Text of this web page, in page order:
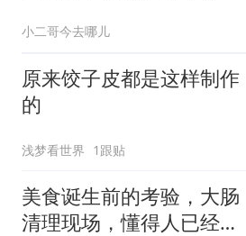
小二哥今去哪儿
原来饺子皮都是这样制作
的
浅梦看世界 1跟贴
美食诞生前的考验，大肠
清理现场，懂得人已经流